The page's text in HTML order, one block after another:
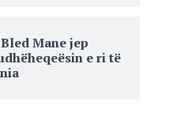
Mane jep
e ri të